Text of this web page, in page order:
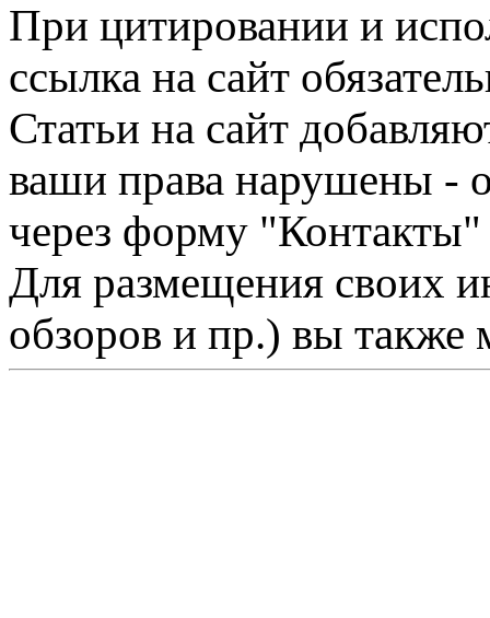
При цитировании и
ссылка на сайт
Статьи на сайт
ваши права нарушены -
через форму "Контакты"
Для размещения своих
обзоров и пр.) вы также